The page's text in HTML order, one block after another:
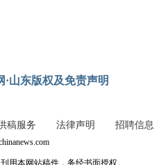
·山东版权及免责声明
稿服务 法律声明 招聘信息
用本网站稿件，务经书面授权。